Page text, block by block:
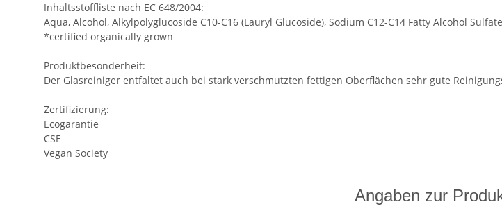
Inhaltsstoffliste nach EC 648/2004:
Aqua, Alcohol, Alkylpolyglucoside C10-C16 (Lauryl Glucoside), Sodium C12-C14 Fatty Alcohol
*certified organically grown
Produktbesonderheit:
Der Glasreiniger entfaltet auch bei stark verschmutzten fettigen Ober­flächen sehr gute
Zertifizierung:
Ecogarantie
CSE
Vegan Society
Angaben zur